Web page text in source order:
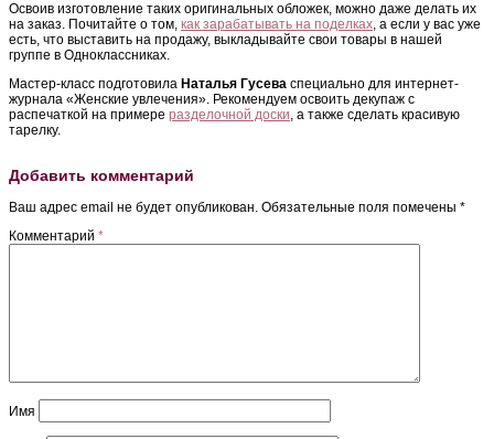
Освоив изготовление таких оригинальных обложек, можно даже делать их
на заказ. Почитайте о том, как зарабатывать на поделках, а если у вас уже
есть, что выставить на продажу, выкладывайте свои товары в нашей
группе в Одноклассниках.
Мастер-класс подготовила Наталья Гусева специально для интернет-
журнала «Женские увлечения». Рекомендуем освоить декупаж с
распечаткой на примере разделочной доски, а также сделать красивую
тарелку.
Добавить комментарий
Ваш адрес email не будет опубликован. Обязательные поля помечены *
Комментарий *
Имя